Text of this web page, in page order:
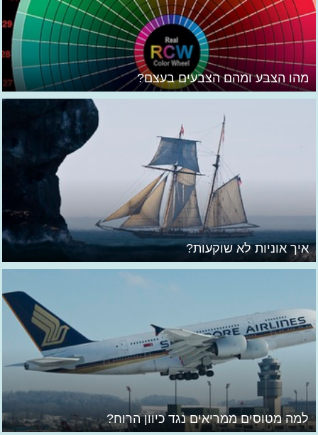
מהו הצבע ומהם הצבעים בעצם?
איך אוניות לא שוקעות?
למה מטוסים ממריאים נגד כיוון הרוח?